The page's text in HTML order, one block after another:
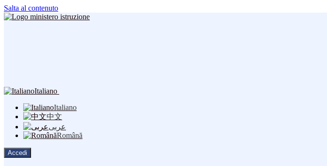
Salta al contenuto
Italiano
Italiano
中文
عربى
Română
Accedi